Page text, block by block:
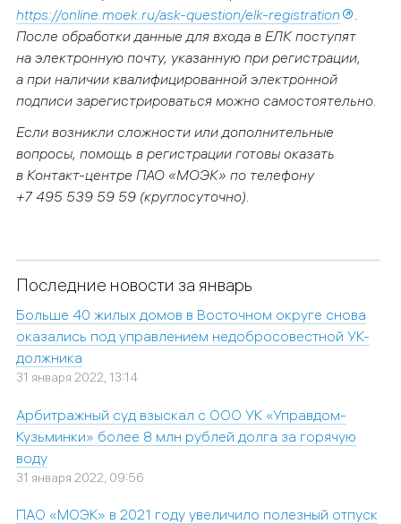
https://online.moek.ru/ask-question/elk-registration
После обработки данные для входа в ЕЛК поступят
на электронную почту, указанную при регистрации,
а при наличии квалифицированной электронной
подписи зарегистрироваться можно самостоятельно.
Если возникли сложности или дополнительные
вопросы, помощь в регистрации готовы оказать
в Контакт-центре ПАО «МОЭК» по телефону
+7 495 539 59 59 (круглосуточно).
Последние новости за январь
Больше 40 жилых домов в Восточном округе снова
оказались под управлением недобросовестной УК-
должника
31 января 2022, 13:14
Арбитражный суд взыскал с ООО УК «Управдом-
Кузьминки» более 8 млн рублей долга за горячую
воду
31 января 2022, 09:56
ПАО «МОЭК» в 2021 году увеличило полезный отпуск